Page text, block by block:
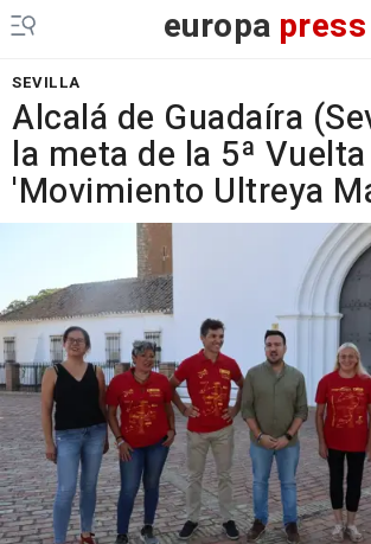
europa press
SEVILLA
Alcalá de Guadaíra
la meta de la 5ª
'Movimiento Ultreya